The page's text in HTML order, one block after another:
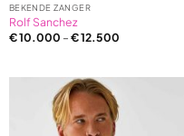
BEKENDE ZANGER
Rolf Sanchez
€10.000 –€12.500